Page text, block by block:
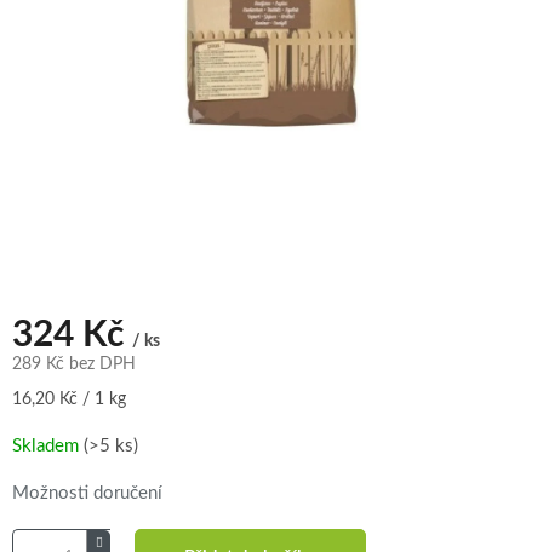
324 Kč / ks
289 Kč bez DPH
Měrná
16,20 Kč / 1 kg
Skladem (>5 ks)
Možnosti doručení